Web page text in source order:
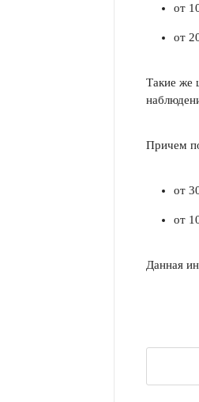
от
от
Такие же
Причем
от
от
Данная